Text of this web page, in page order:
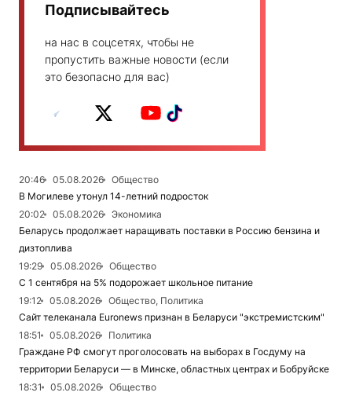
Подписывайтесь
на нас в соцсетях, чтобы не
пропустить важные новости (если
это безопасно для вас)
20:46 05.08.2026
Общество
В Могилеве утонул 14-летний подросток
20:02
05.08.2026
Экономика
Беларусь продолжает наращивать поставки в Россию бензина и
дизтоплива
19:29
05.08.2026
Общество
С 1 сентября на 5% подорожает школьное питание
19:12
05.08.2026
Общество, Политика
Сайт телеканала Euronews признан в Беларуси "экстремистским"
18:51
05.08.2026
Политика
Граждане РФ смогут проголосовать на выборах в Госдуму на
территории Беларуси — в Минске, областных центрах и Бобруйске
18:31
05.08.2026
Общество